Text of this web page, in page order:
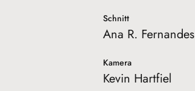
Schnitt
Ana R. Fernandes
Kamera
Kevin Hartfiel